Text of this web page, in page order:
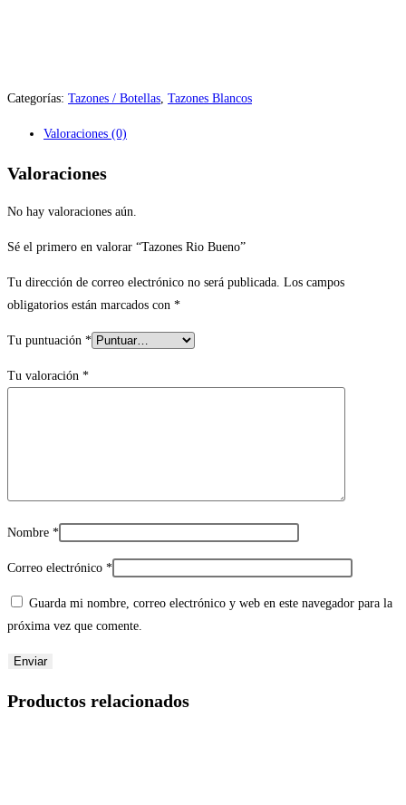
Categorías: Tazones / Botellas, Tazones Blancos
Valoraciones (0)
Valoraciones
No hay valoraciones aún.
Sé el primero en valorar “Tazones Rio Bueno”
Tu dirección de correo electrónico no será publicada. Los campos
obligatorios están marcados con *
Tu puntuación *
Tu valoración *
Nombre *
Correo electrónico *
Guarda mi nombre, correo electrónico y web en este navegador para la
próxima vez que comente.
Productos relacionados